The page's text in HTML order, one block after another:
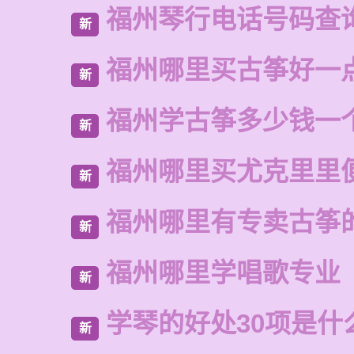
新 福州琴行电话号码查
新 福州哪里买古筝好一
新 福州学古筝多少钱一
新 福州哪里买尤克里里
新 福州哪里有专卖古筝
新 福州哪里学唱歌专业
新 学琴的好处30项是什